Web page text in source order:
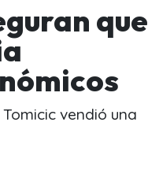
que
vendió una